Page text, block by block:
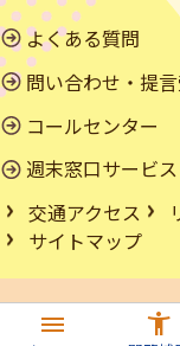
よくある質問
問い合わせ・提
コールセンター
週末窓口サービス
交通アクセス
サイトマップ
menu accessibility_new